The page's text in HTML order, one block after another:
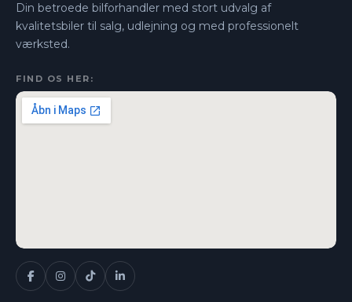
Din betroede bilforhandler med stort udvalg af
kvalitetsbiler til salg, udlejning og med professionelt
værksted.
FIND OS HER: